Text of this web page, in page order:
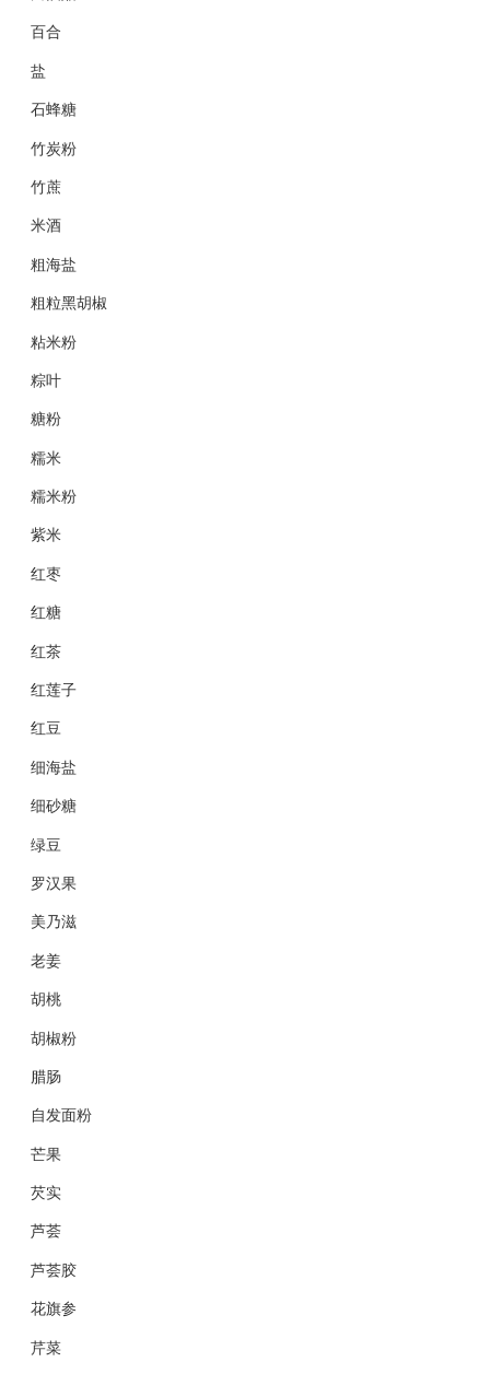
百合
盐
石蜂糖
竹炭粉
竹蔗
米酒
粗海盐
粗粒黑胡椒
粘米粉
粽叶
糖粉
糯米
糯米粉
紫米
红枣
红糖
红茶
红莲子
红豆
细海盐
细砂糖
绿豆
罗汉果
美乃滋
老姜
胡桃
胡椒粉
腊肠
自发面粉
芒果
芡实
芦荟
芦荟胶
花旗参
芹菜